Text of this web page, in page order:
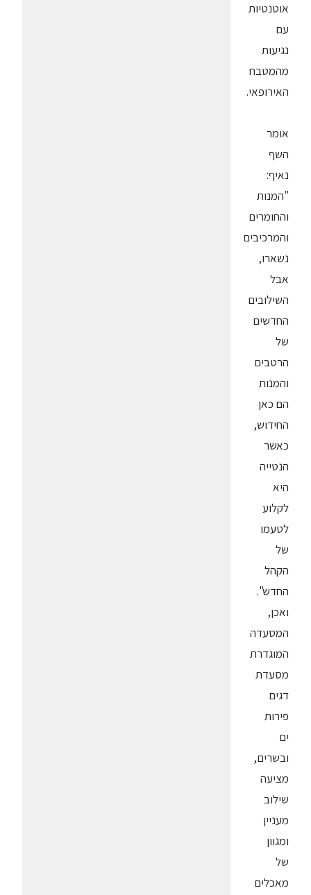
אוטנטיות
עם
נגיעות
מהמטבח
האירופאי.
אומר
השף
נאיף:
"המנות
והחומרים
והמרכיבים
נשארו,
אבל
השילובים
החדשים
של
הרטבים
והמנות
הם כאן
החידוש,
כאשר
הנטייה
היא
לקלוע
לטעמו
של
הקהל
החדש".
ואכן,
המסעדה
המוגדרת
מסעדת
דגים
פירות
ים
ובשרים,
מציעה
שילוב
מעניין
ומגוון
של
מאכלים